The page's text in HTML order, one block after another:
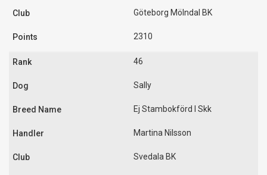
Göteborg Mölndal BK
2310
46
Sally
Ej Stambokförd I Skk
Martina Nilsson
Svedala BK